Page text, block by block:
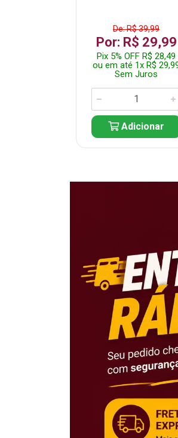
De: R$ 39,99
Por: R$ 29,99
Pix 5% OFF R$ 28,49
ou em até 1x R$
Sem Juros
Adicionar